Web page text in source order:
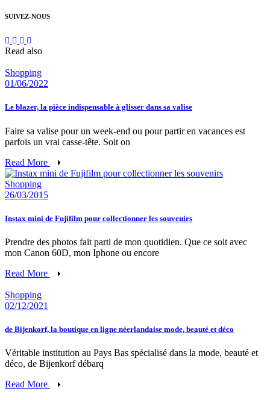
SUIVEZ-NOUS
Read also
Shopping
01/06/2022
Le blazer, la pièce indispensable à glisser dans sa valise
Faire sa valise pour un week-end ou pour partir en vacances est
parfois un vrai casse-tête. Soit on
Read More
Shopping
26/03/2015
Instax mini de Fujifilm pour collectionner les souvenirs
Prendre des photos fait parti de mon quotidien. Que ce soit avec
mon Canon 60D, mon Iphone ou encore
Read More
Shopping
02/12/2021
de Bijenkorf, la boutique en ligne néerlandaise mode, beauté et déco
Véritable institution au Pays Bas spécialisé dans la mode, beauté et
déco, de Bijenkorf débarq
Read More